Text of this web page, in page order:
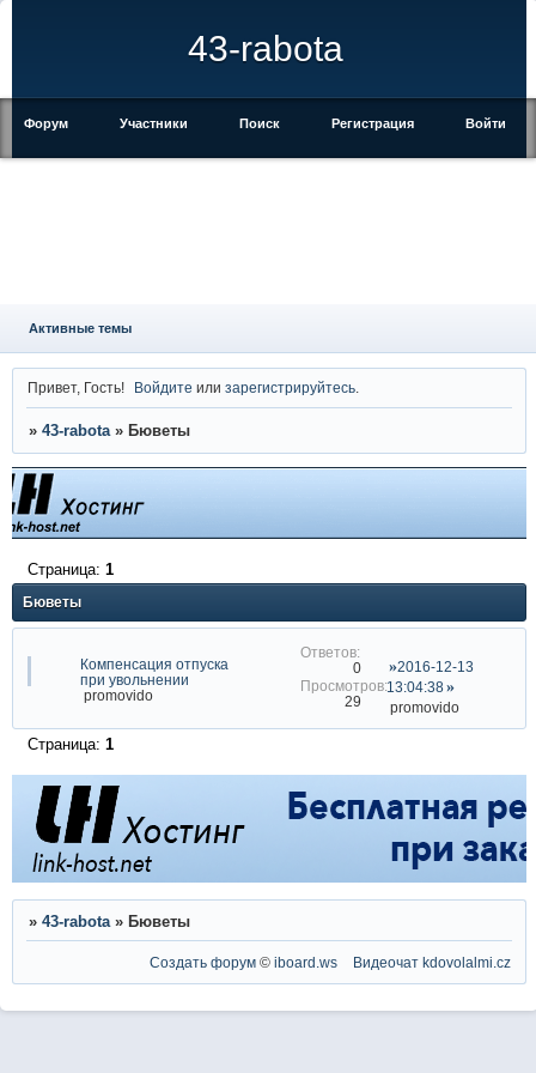
43-rabota
Форум Участники Поиск Регистрация Войти
Активные темы
Привет, Гость! Войдите илизарегистрируйтесь
» 43-rabota » Бюветы
Бюветы
Страница: 1
Компенсация отпуска
при увольнении
promovido
0
29
2016-12-13
13:04:38
promovido
Страница: 1
» 43-rabota » Бюветы
Создать форум ©iboard.ws Видеочат kdovolalmi.cz